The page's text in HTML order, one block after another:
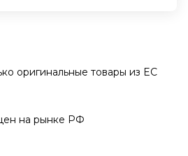
оригинальные товары из EC
на рынке РФ